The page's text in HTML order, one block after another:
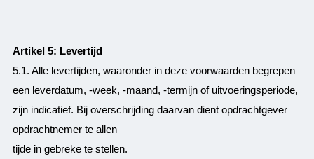
Artikel 5: Levertijd
5.1. Alle levertijden, waaronder in deze voorwaarden begrepen
een leverdatum, -week, -maand, -termijn of uitvoeringsperiode,
zijn indicatief. Bij overschrijding daarvan dient opdrachtgever
opdrachtnemer te allen
tijde in gebreke te stellen.